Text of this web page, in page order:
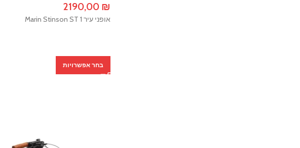
2190,00 ₪
אופני עיר Marin Stinson ST 1
בחר אפשרויות